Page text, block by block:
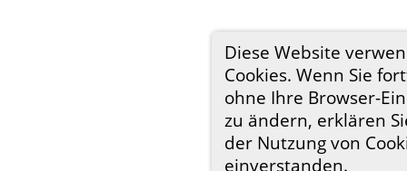
Diese Website
Cookies. Wenn Sie
ohne Ihre Browser-
zu ändern, erklären
der Nutzung von
einverstanden.